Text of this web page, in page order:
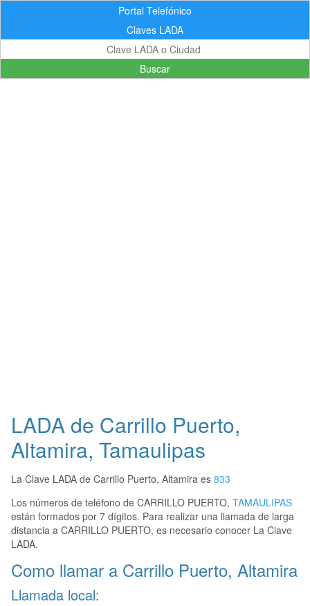
Portal Telefónico
Claves LADA
Buscar
LADA de Carrillo Puerto,
Altamira, Tamaulipas
La Clave LADA de Carrillo Puerto, Altamira es 833
Los números de teléfono de CARRILLO PUERTO, TAMAULIPAS
están formados por 7 dígitos. Para realizar una llamada de larga
distancia a CARRILLO PUERTO, es necesario conocer La Clave
LADA.
Como llamar a Carrillo Puerto, Altamira
Llamada local: